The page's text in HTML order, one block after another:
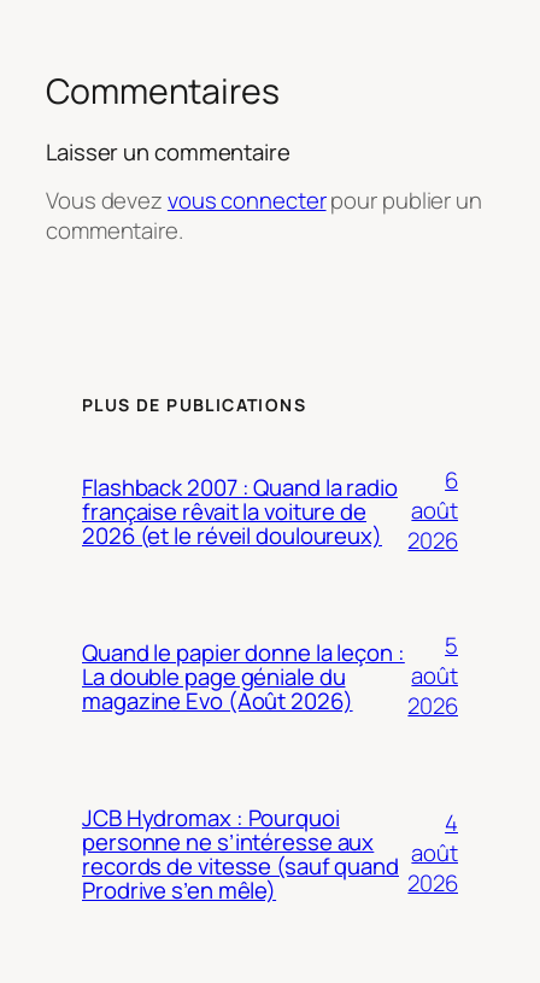
Commentaires
Laisser un commentaire
Vous devezvous connecterpour publier un
commentaire.
PLUS DE PUBLICATIONS
Flashback 2007 : Quand la radio
française rêvait la voiture de
2026 (et le réveil douloureux)
6
août
2026
Quand le papier donne la leçon :
La double page géniale du
magazine Evo (Août 2026)
5
août
2026
JCB Hydromax : Pourquoi
personne ne s’intéresse aux
records de vitesse (sauf quand
Prodrive s’en mêle)
4
août
2026